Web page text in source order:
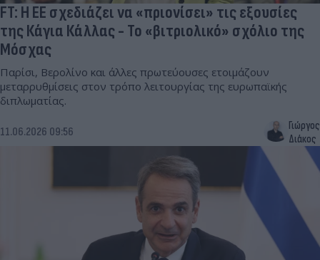
FT: Η ΕΕ σχεδιάζει να «πριονίσει» τις εξουσίες
της Κάγια Κάλλας - Το «βιτριολικό» σχόλιο της
Μόσχας
Παρίσι, Βερολίνο και άλλες πρωτεύουσες ετοιμάζουν
μεταρρυθμίσεις στον τρόπο λειτουργίας της ευρωπαϊκής
διπλωματίας.
11.06.2026 09:56
Γιώργος
Διάκος